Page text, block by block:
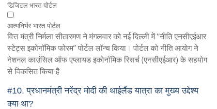
डिजिटल भारत पोर्टल
आत्मनिर्भर भारत पोर्टल
वित्त मंत्री निर्मला सीतारमण ने मंगलवार को नई दिल्ली में “नीति एनसीएईआर
स्टेट्स इकोनॉमिक फोरम” पोर्टल लॉन्च किया। पोर्टल को नीति आयोग ने
नेशनल काउंसिल ऑफ एप्लायड इकोनॉमिक रिसर्च (एनसीएईआर) के सहयोग
से विकसित किया है
#10. प्रधानमंत्री नरेंद्र मोदी की थाईलैंड यात्रा का मुख्य उद्देश्य
क्या था?